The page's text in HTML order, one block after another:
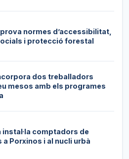
normes d’accessibilitat,
i protecció forestal
dos treballadors
mesos amb els programes
instal·la comptadors de
a Porxinos i al nucli urbà